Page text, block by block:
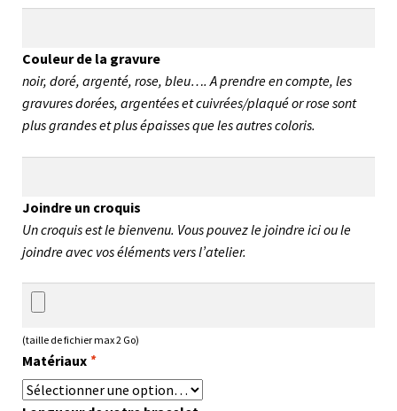
Couleur de la gravure
noir, doré, argenté, rose, bleu…. A prendre en compte, les
gravures dorées, argentées et cuivrées/plaqué or rose sont
plus grandes et plus épaisses que les autres coloris.
Joindre un croquis
Un croquis est le bienvenu. Vous pouvez le joindre ici ou le
joindre avec vos éléments vers l’atelier.
(taille de fichier max 2 Go)
Matériaux *